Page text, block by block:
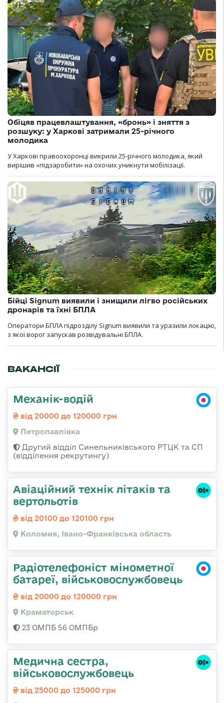
Обіцяв працевлаштування, «бронь» і зняття з
розшуку: у Харкові затримали 25-річного
молодика
У Харкові правоохоронці викрили 25-річного молодика, який
вирішив «підзаробити» на охочих уникнути мобілізації.
Бійці Signum виявили і знищили лігво російських
дронарів та їхні БПЛА
Оператори БПЛА підрозділу Signum виявили та уразили локацію,
з якої ворог запускав розвідувальні БПЛА.
ВАКАНСІЇ
Механік-водій
від 20000 до 120000 грн
Петропавлівка
Другий відділ Синельниківського РТЦК та СП
(відділення рекрутингу)
Авіаційний технік літаків та
вертольотів
від 20100 до 120100 грн
Коломия, Івано-Франківська область
Радіотелефоніст мінометної
батареї, військовослужбовець
від 20000 до 120000 грн
Краматорськ
23 ОМПБ 56 ОМПБр
Медична сестpа,
військовослужбовець
від 25000 до 125000 грн